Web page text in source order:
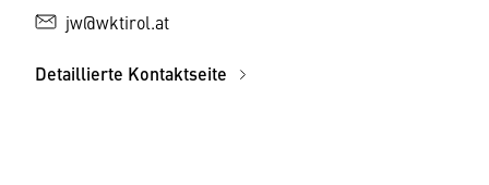
jw@wktirol.at
Detaillierte Kontaktseite